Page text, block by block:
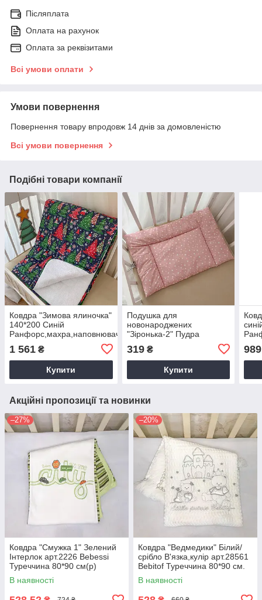
Післяплата
Оплата на рахунок
Оплата за реквізитами
Всі умови оплати
Умови повернення
Повернення товару впродовж 14 днів за домовленістю
Всі умови повернення
Подібні товари компанії
Ковдра "Зимова ялиночка"
140*200 Синій
Ранфорс,махра,наповнювач-
синтепон.Щільність 100 г/
м2 арт.27689963
1 561 ₴
Купити
Подушка для
новонароджених
"Зіронька-2" Пудра
синтепон.Щільність 400 г/
м2 арт.91449354
319₴
Купити
м2
(р)
989
Акційні пропозиції та новинки
–27%
Ковдра "Смужка 1" Зелений
Інтерлок арт.2226 Bebessi
Туреччина 80*90 см(р)
В наявності
–20%
Ковдра "Ведмедики" Білий/
срібло В'язка,кулір арт.28561
Bebitof Туреччина 80*90 см.
(р)
В наявності